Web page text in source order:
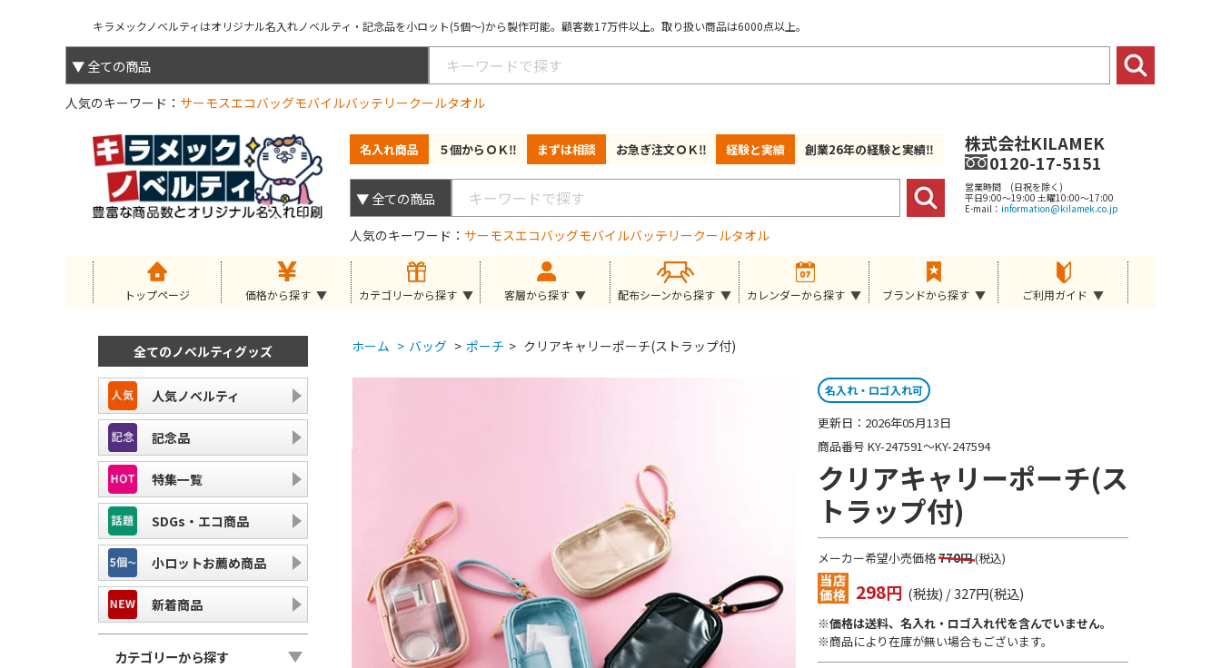
キラメックノベルティはオリジナル名入れノベルティ・記念品を小ロット(5個～)から製作可能。顧客数17万件以上。取り扱い商品は6000点以上。
人気のキーワード サーモスエコバッグモバイルバッテリークールタオル
名入れ商品 ５個からＯＫ‼ まずは相談 お急ぎ注文ＯＫ‼ 経験と実績 創業26年の経験と実績‼
人気のキーワード サーモスエコバッグモバイルバッテリークールタオル
株式会社KILAMEK
0120-17-5151
営業時間 (日祝を除く)
平日9:00～19:00 土曜10:00～17:00
E-mail： information@kilamek.co.jp
トップページ 価格から探す カテゴリーから探す 客層から探す 配布シーンから探す カレンダーから探す ブランドから探す ご利用ガイド
全てのノベルティグッズ
人気ノベルティ
記念品
特集一覧
SDGs・エコ商品
小ロットお薦め商品
新着商品
カテゴリーから探す
ホーム > バッグ > ポーチ > クリアキャリーポーチ(ストラップ付)
名入れ・ロゴ入れ可
更新日：2026年05月13日
商品番号 KY-247591～KY-247594
クリアキャリーポーチ(ス
トラップ付)
メーカー希望小売価格770円(税込)
298円 (税抜) / 327円(税込)
※価格は送料、名入れ・ロゴ入れ代を含んでいません。
※商品により在庫が無い場合もございます。